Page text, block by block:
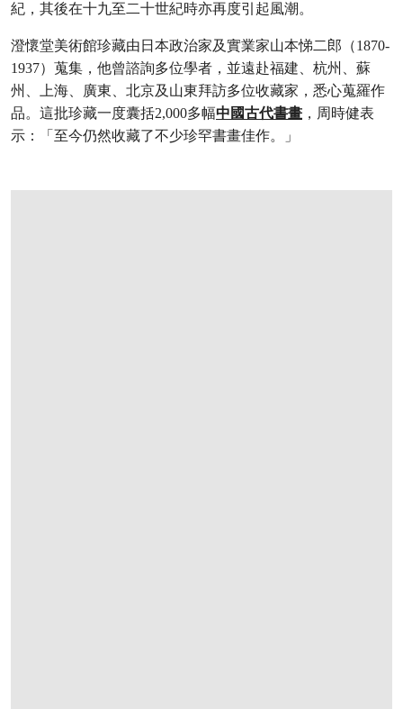
紀，其後在十九至二十世紀時亦再度引起風潮。
澄懷堂美術館珍藏由日本政治家及實業家山本悌二郎（1870-
1937）蒐集，他曾諮詢多位學者，並遠赴福建、杭州、蘇
州、上海、廣東、北京及山東拜訪多位收藏家，悉心蒐羅作
品。這批珍藏一度囊括2,000多幅中國古代書畫 ，周時健表
示：「至今仍然收藏了不少珍罕書畫佳作。」